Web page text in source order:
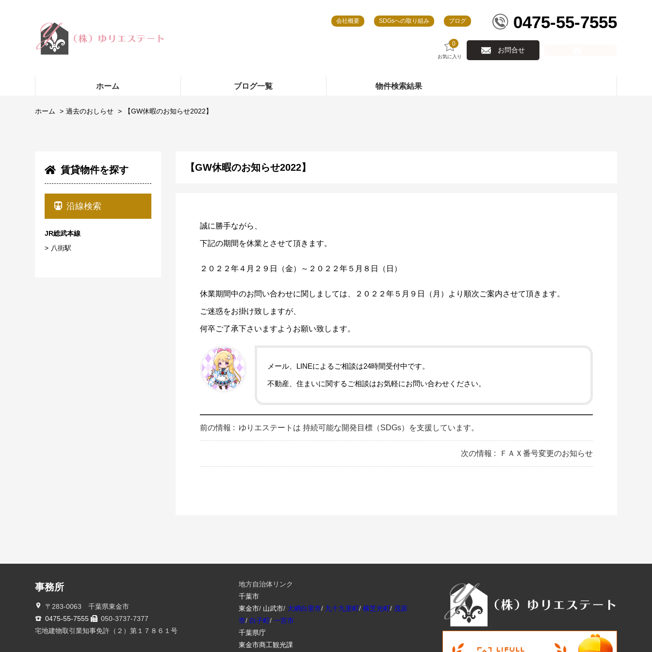
会社概要 SDGsへの取り組み ブログ 0475-55-7555
0
お気に入り
お問合せ
ホーム ブログ一覧 物件検索結果
ホーム 過去のおしらせ 【GW休暇のお知らせ2022】
賃貸物件を探す
沿線検索
JR総武本線
八街駅
【GW休暇のお知らせ2022】
誠に勝手ながら、
下記の期間を休業とさせて頂きます。
２０２２年４月２９日（金）～２０２２年５月８日（日）
休業期間中のお問い合わせに関しましては、２０２２年５月９日（月）より順次ご案内させて頂きます。
ご迷惑をお掛け致しますが、
何卒ご了承下さいますようお願い致します。
メール、LINEによるご相談は24時間受付中です。
不動産、住まいに関するご相談はお気軽にお問い合わせください。
前の情報 : ゆりエステートは 持続可能な開発目標（SDGs）を支援しています。
次の情報 : ＦＡＸ番号変更のお知らせ
事務所
〒283-0063 千葉県東金市
0475-55-7555
050-3737-7377
宅地建物取引業知事免許（２）第１７８６１号
地方自治体リンク
千葉市
東金市/ 山武市/ 大網白里市/ 九十九里町/ 横芝光町/ 茂原
市/ 白子町/ 一宮市
千葉県庁
東金市商工観光課